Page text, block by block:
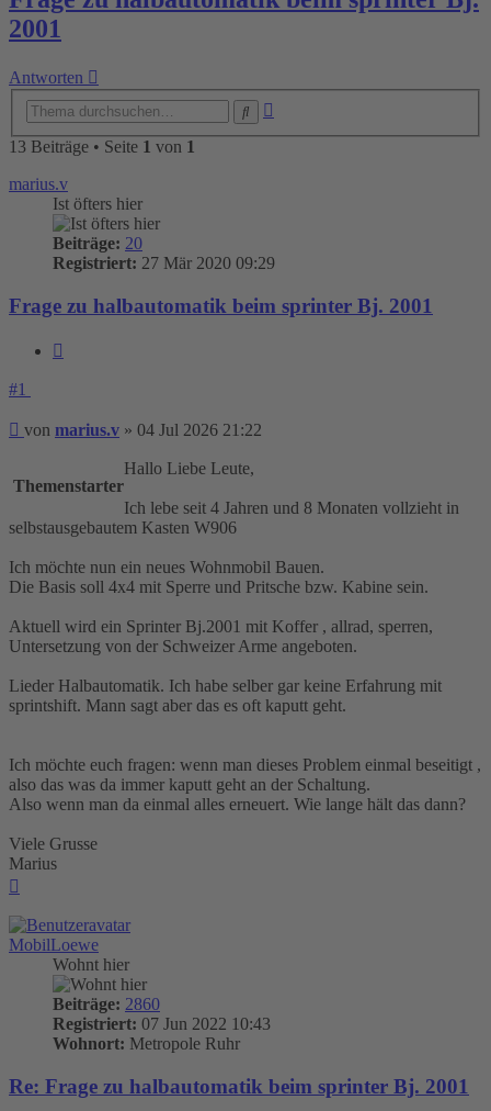
2001
Antworten
13 Beiträge • Seite 1 von 1
marius.v
Ist öfters hier
Beiträge: 20
Registriert: 27 Mär 2020 09:29
Frage zu halbautomatik beim sprinter Bj. 2001
#1
Beitrag
von marius.v » 04 Jul 2026 21:22
Themenstarter
Hallo Liebe Leute,
Ich lebe seit 4 Jahren und 8 Monaten vollzieht in
selbstausgebautem Kasten W906
Ich möchte nun ein neues Wohnmobil Bauen.
Die Basis soll 4x4 mit Sperre und Pritsche bzw. Kabine sein.
Aktuell wird ein Sprinter Bj.2001 mit Koffer , allrad, sperren,
Untersetzung von der Schweizer Arme angeboten.
Lieder Halbautomatik. Ich habe selber gar keine Erfahrung mit
sprintshift. Mann sagt aber das es oft kaputt geht.
Ich möchte euch fragen: wenn man dieses Problem einmal beseitigt ,
also das was da immer kaputt geht an der Schaltung.
Also wenn man da einmal alles erneuert. Wie lange hält das dann?
Viele Grusse
Marius
MobilLoewe
Wohnt hier
Beiträge: 2860
Registriert: 07 Jun 2022 10:43
Wohnort: Metropole Ruhr
Re: Frage zu halbautomatik beim sprinter Bj. 2001